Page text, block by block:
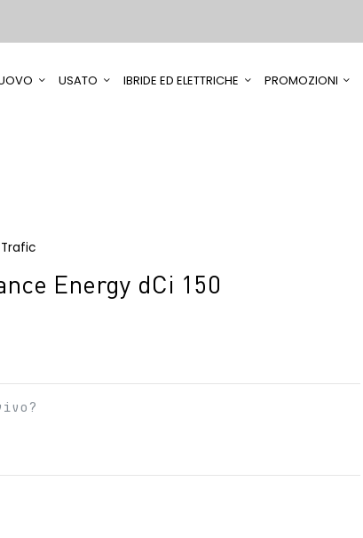
USATO IBRIDE ED ELETTRICHE PROMOZIONI
Trafic
Energy dCi 150